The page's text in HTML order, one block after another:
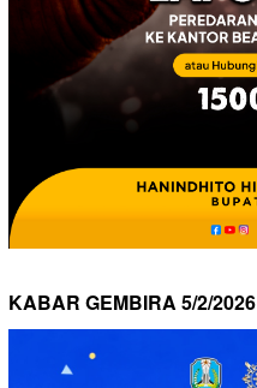
KABAR GEMBIRA 5/2/2026